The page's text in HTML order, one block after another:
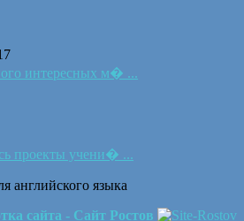
интересных м� ...
проекты учени� ...
английского языка
сайта - Сайт Ростов